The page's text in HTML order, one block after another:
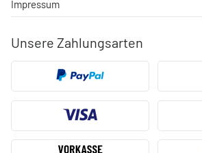
Unsere Zahlungsarten
Impressum